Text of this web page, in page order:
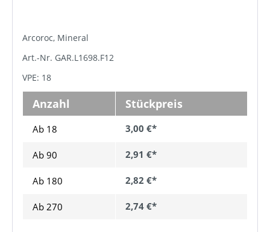
Arcoroc, Mineral
Art.-Nr. GAR.L1698.F12
VPE: 18
Anzahl Stückpreis
Ab 18 3,00 €*
Ab 90 2,91 €*
Ab 180 2,82 €*
Ab 270 2,74 €*